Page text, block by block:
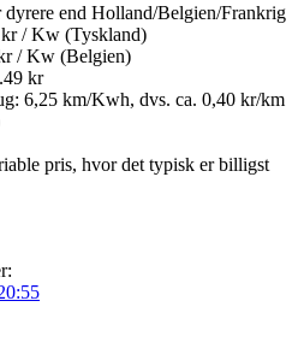
dyrere end Holland/Belgien/Frankrig
/ Kw (Tyskland)
/ Kw (Belgien)
kr
6,25 km/Kwh, dvs. ca. 0,40 kr/km
pris, hvor det typisk er billigst